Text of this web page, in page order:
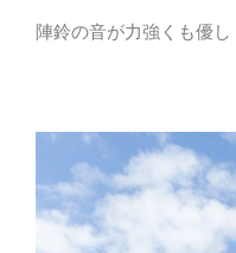
陣鈴の音が力強くも優し